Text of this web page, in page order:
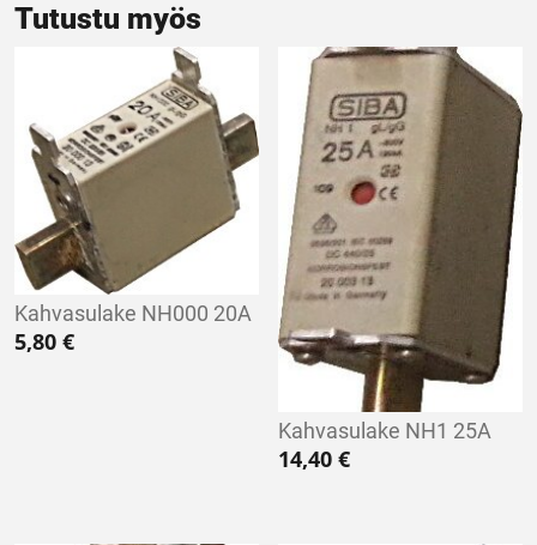
Tutustu myös
Kahvasulake NH000 20A
5,80 €
Kahvasulake NH1 25A
14,40€